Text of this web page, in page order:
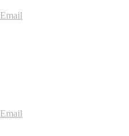
Email
Email